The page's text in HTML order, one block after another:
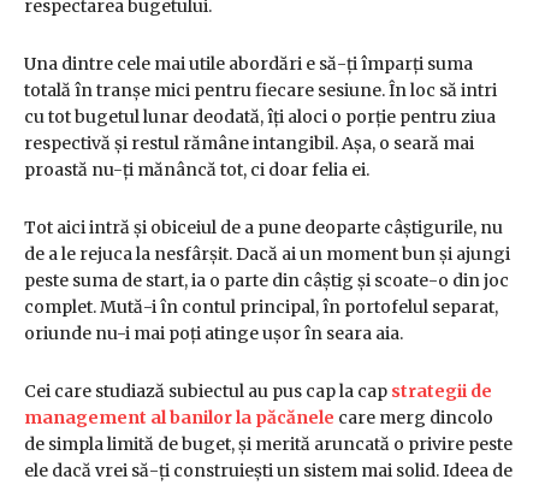
respectarea bugetului.
Una dintre cele mai utile abordări e să-ți împarți suma
totală în tranșe mici pentru fiecare sesiune. În loc să intri
cu tot bugetul lunar deodată, îți aloci o porție pentru ziua
respectivă și restul rămâne intangibil. Așa, o seară mai
proastă nu-ți mănâncă tot, ci doar felia ei.
Tot aici intră și obiceiul de a pune deoparte câștigurile, nu
de a le rejuca la nesfârșit. Dacă ai un moment bun și ajungi
peste suma de start, ia o parte din câștig și scoate-o din joc
complet. Mută-i în contul principal, în portofelul separat,
oriunde nu-i mai poți atinge ușor în seara aia.
Cei care studiază subiectul au pus cap la cap strategii de
management al banilor la păcănele care merg dincolo
de simpla limită de buget, și merită aruncată o privire peste
ele dacă vrei să-ți construiești un sistem mai solid. Ideea de